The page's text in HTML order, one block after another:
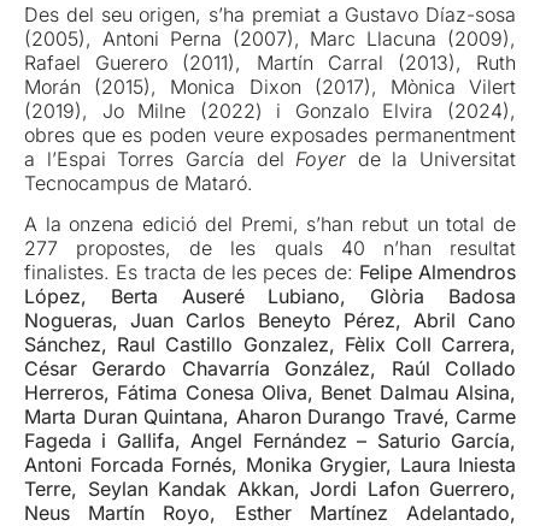
Des del seu origen, s’ha premiat a Gustavo Díaz-sosa
(2005), Antoni Perna (2007), Marc Llacuna (2009),
Rafael Guerero (2011), Martín Carral (2013), Ruth
Morán (2015), Monica Dixon (2017), Mònica Vilert
(2019), Jo Milne (2022) i Gonzalo Elvira (2024),
obres que es poden veure exposades permanentment
a l’Espai Torres García del Foyer de la Universitat
Tecnocampus de Mataró.
A la onzena edició del Premi, s’han rebut un total de
277 propostes, de les quals 40 n’han resultat
finalistes. Es tracta de les peces de: Felipe Almendros
López, Berta Auseré Lubiano, Glòria Badosa
Nogueras, Juan Carlos Beneyto Pérez, Abril Cano
Sánchez, Raul Castillo Gonzalez, Fèlix Coll Carrera,
César Gerardo Chavarría González, Raúl Collado
Herreros, Fátima Conesa Oliva, Benet Dalmau Alsina,
Marta Duran Quintana, Aharon Durango Travé, Carme
Fageda i Gallifa, Angel Fernández – Saturio García,
Antoni Forcada Fornés, Monika Grygier, Laura Iniesta
Terre, Seylan Kandak Akkan, Jordi Lafon Guerrero,
Neus Martín Royo, Esther Martínez Adelantado,